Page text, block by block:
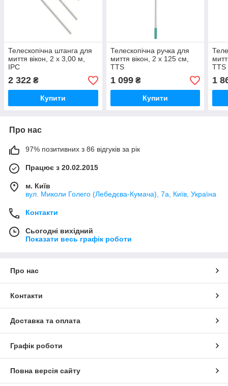
Телескопічна штанга для
миття вікон, 2 х 3,00 м,
IPC
2 322 ₴
Купити
Телескопічна ручка для
миття вікон, 2 x 125 см,
TTS
1 099₴
Купити
TTS
1
Про нас
97% позитивних з 86 відгуків за рік
Працює з 20.02.2015
м. Київ
вул. Миколи Голего (Лебедєва-Кумача), 7а, Київ, Україна
Контакти
Сьогодні вихідний
Показати весь графік роботи
Про нас
Контакти
Доставка та оплата
Графік роботи
Повна версія сайту